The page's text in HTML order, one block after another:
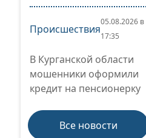
Происшествия
05.08.2026 в
17:35
В Курганской области
мошенники оформили
кредит на пенсионерку
Все новости